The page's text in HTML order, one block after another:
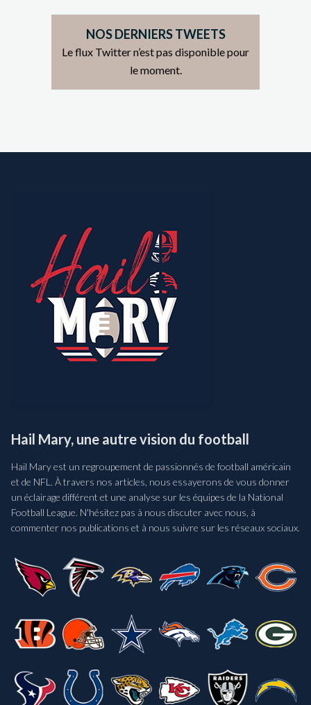
NOS DERNIERS TWEETS
Le flux Twitter n’est pas disponible pour
le moment.
Hail Mary, une autre vision du football
Hail Mary est un regroupement de passionnés de football américain
et de NFL. À travers nos articles, nous essayerons de vous donner
un éclairage différent et une analyse sur les équipes de la National
Football League. N'hésitez pas à nous discuter avec nous, à
commenter nos publications et à nous suivre sur les réseaux sociaux.